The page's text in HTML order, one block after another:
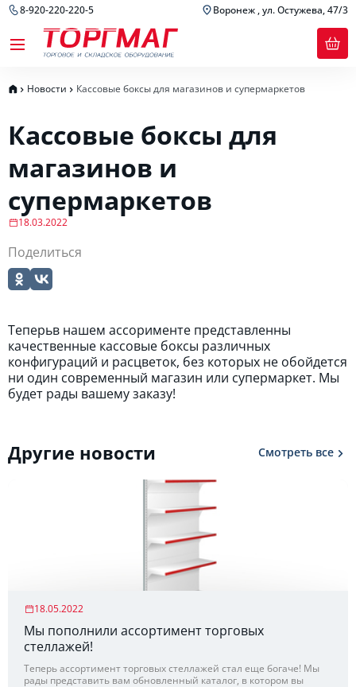
8-920-220-220-5 Воронеж , ул. Остужева, 47/3
Новости Кассовые боксы для магазинов и супермаркетов
Кассовые боксы для
магазинов и
супермаркетов
18.03.2022
Поделиться
Теперьв нашем ассорименте представленны
качественные кассовые боксы различных
конфигураций и расцветок, без которых не обойдется
ни один современный магазин или супермаркет. Мы
будет рады вашему заказу!
Другие новости Смотреть все
18.05.2022
Мы пополнили ассортимент торговых
стеллажей!
Теперь ассортимент торговых стеллажей стал еще богаче! Мы
рады представить вам обновленный каталог, в котором вы